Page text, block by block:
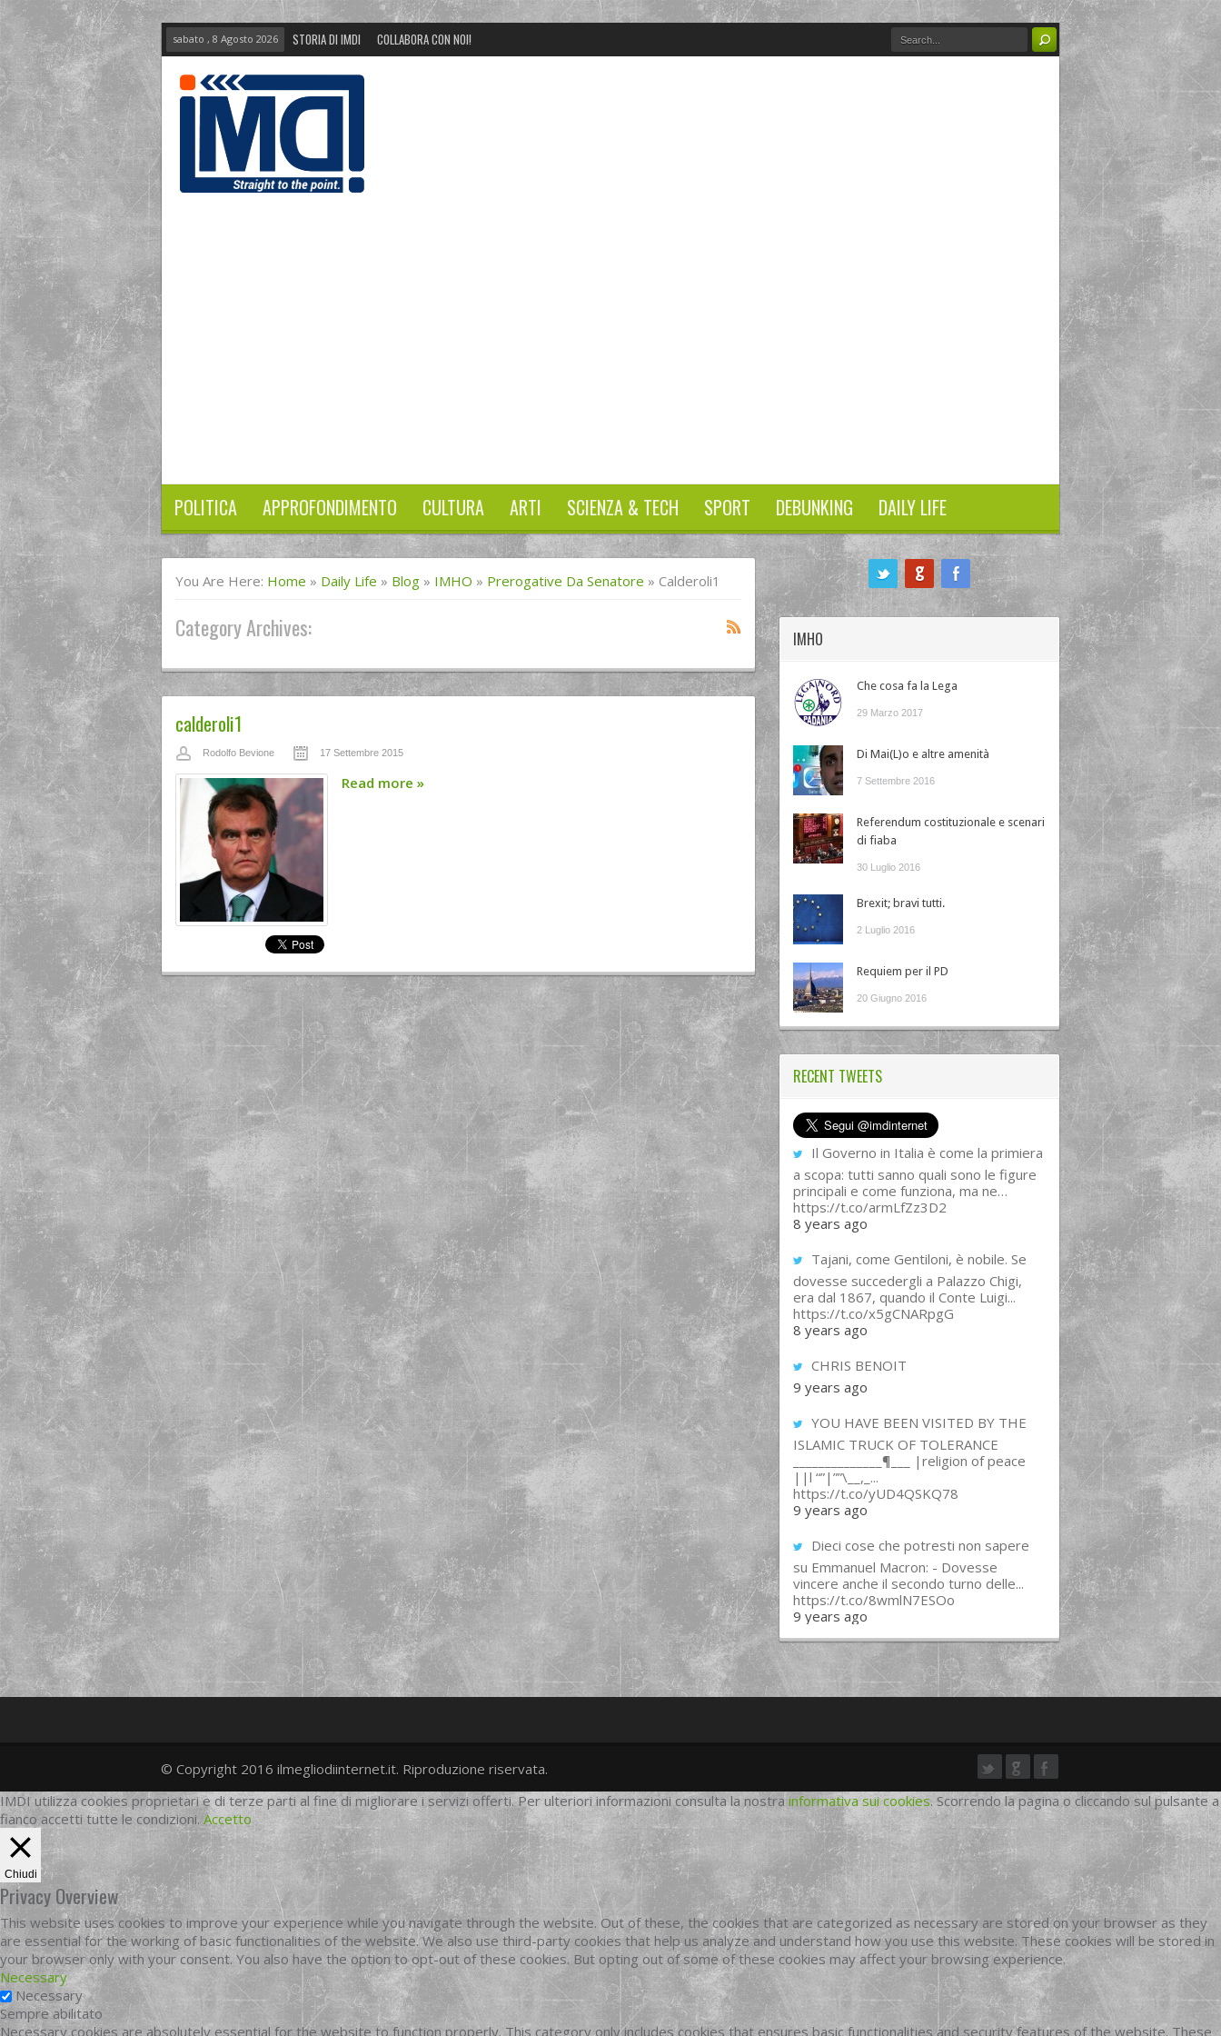
sabato , 8 Agosto 2026 STORIA DI IMDI COLLABORA CON NOI!
POLITICA APPROFONDIMENTO CULTURA ARTI SCIENZA & TECH SPORT DEBUNKING DAILY LIFE
You Are Here: Home » Daily Life » Blog » IMHO » Prerogative Da Senatore » Calderoli1
Category Archives:
calderoli1
Rodolfo Bevione 17 Settembre 2015
Read more »
IMHO
Che cosa fa la Lega
29 Marzo 2017
Di Mai(L)o e altre amenità
7 Settembre 2016
Referendum costituzionale e scenari
di fiaba
30 Luglio 2016
Brexit; bravi tutti.
2 Luglio 2016
Requiem per il PD
20 Giugno 2016
RECENT TWEETS
Il Governo in Italia è come la primiera
a scopa: tutti sanno quali sono le figure
principali e come funziona, ma ne…
https://t.co/armLfZz3D2
8 years ago
Tajani, come Gentiloni, è nobile. Se
dovesse succedergli a Palazzo Chigi,
era dal 1867, quando il Conte Luigi...
https://t.co/x5gCNARpgG
8 years ago
CHRIS BENOIT
9 years ago
YOU HAVE BEEN VISITED BY THE
ISLAMIC TRUCK OF TOLERANCE
______________¶___ |religion of peace
||l “”|””\__,_...
https://t.co/yUD4QSKQ78
9 years ago
Dieci cose che potresti non sapere
su Emmanuel Macron: - Dovesse
vincere anche il secondo turno delle...
https://t.co/8wmlN7ESOo
9 years ago
twittergoogleplus
facebook
© Copyright 2016 ilmegliodiinternet.it. Riproduzione riservata.
IMDI utilizza cookies proprietari e di terze parti al fine di migliorare i servizi offerti. Per ulteriori informazioni consulta la nostra informativa sui cookies. Scorrendo la pagina o cliccando sul pulsante a
fianco accetti tutte le condizioni. Accetto
Chiudi
Privacy Overview
This website uses cookies to improve your experience while you navigate through the website. Out of these, the cookies that are categorized as necessary are stored on your browser as they
are essential for the working of basic functionalities of the website. We also use third-party cookies that help us analyze and understand how you use this website. These cookies will be stored in
your browser only with your consent. You also have the option to opt-out of these cookies. But opting out of some of these cookies may affect your browsing experience.
Necessary
Necessary
Sempre abilitato
Necessary cookies are absolutely essential for the website to function properly. This category only includes cookies that ensures basic functionalities and security features of the website. These